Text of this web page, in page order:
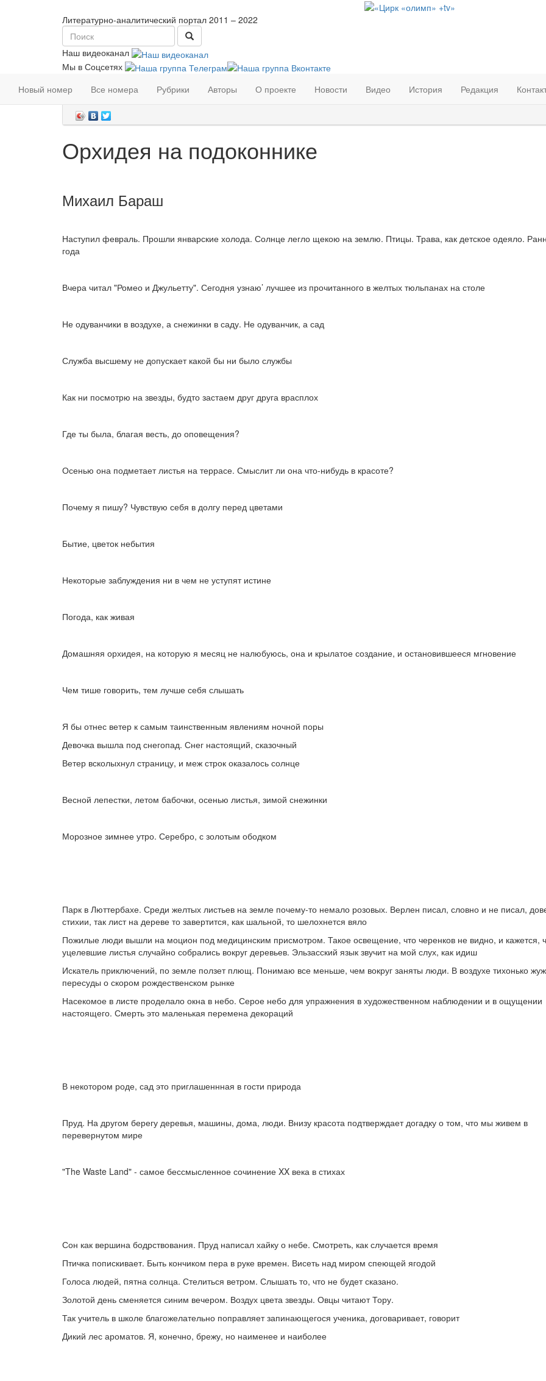
Литературно-аналитический портал 2011 – 2022
Наш видеоканал
Мы в Соцсетях
Новый номер
Все номера Рубрики Авторы О проекте Новости Видео История Редакция
01 июня 2017 |
Цирк "Олимп"+TV № 25 (58), 2017
Орхидея на подоконнике
Михаил Бараш
Наступил февраль. Прошли январские холода. Солнце легло щекою на землю. Птицы. Трава, как детское одеяло.
года
Вчера читал "Ромео и Джульетту". Сегодня узнаю’ лучшее из прочитанного в желтых тюльпанах на столе
Не одуванчики в воздухе, а снежинки в саду. Не одуванчик, а сад
Служба высшему не допускает какой бы ни было службы
Как ни посмотрю на звезды, будто застаем друг друга врасплох
Где ты была, благая весть, до оповещения?
Осенью она подметает листья на террасе. Смыслит ли она что-нибудь в красоте?
Почему я пишу? Чувствую себя в долгу перед цветами
Бытие, цветок небытия
Некоторые заблуждения ни в чем не уступят истине
Погода, как живая
Домашняя орхидея, на которую я месяц не налюбуюсь, она и крылатое создание, и остановившееся мгновение
Чем тише говорить, тем лучше себя слышать
Я бы отнес ветер к самым таинственным явлениям ночной поры
Девочка вышла под снегопад. Снег настоящий, сказочный
Ветер всколыхнул страницу, и меж строк оказалось солнце
Весной лепестки, летом бабочки, осенью листья, зимой снежинки
Морозное зимнее утро. Серебро, с золотым ободком
Парк в Люттербахе. Среди желтых листьев на земле почему-то немало розовых. Верлен писал, словно и не писал,
стихии, так лист на дереве то завертится, как шальной, то шелохнется вяло
Пожилые люди вышли на моцион под медицинским присмотром. Такое освещение, что черенков не видно, и кажется,
уцелевшие листья случайно собрались вокруг деревьев. Эльзасский язык звучит на мой слух, как идиш
Искатель приключений, по земле ползет плющ. Понимаю все меньше, чем вокруг заняты люди. В воздухе тихонько
пересуды о скором рождественском рынке
Насекомое в листе проделало окна в небо. Серое небо для упражнения в художественном наблюдении и в ощущении
настоящего. Смерть это маленькая перемена декораций
В некотором роде, сад это приглашеннная в гости природа
Пруд. На другом берегу деревья, машины, дома, люди. Внизу красота подтверждает догадку о том, что мы живем в
перевернутом мире
"The Waste Land" - самое бессмысленное сочинение XX века в стихах
Сон как вершина бодрствования. Пруд написал хайку о небе. Смотреть, как случается время
Птичка попискивает. Быть кончиком пера в руке времен. Висеть над миром спеющей ягодой
Голоса людей, пятна солнца. Стелиться ветром. Слышать то, что не будет сказано.
Золотой день сменяется синим вечером. Воздух цвета звезды. Овцы читают Тору.
Так учитель в школе благожелательно поправляет запинающегося ученика, договаривает, говорит
Дикий лес ароматов. Я, конечно, брежу, но наименее и наиболее